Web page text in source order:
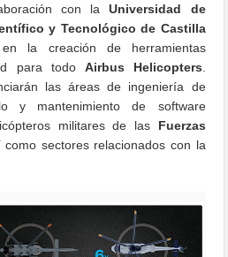
con laUniversidad de
y Tecnológico de Castilla
en la creación de herramientas
para todo Airbus Helicopters
las áreas de ingeniería de
y mantenimiento de software
militares de las Fuerzas
como sectores relacionados con la